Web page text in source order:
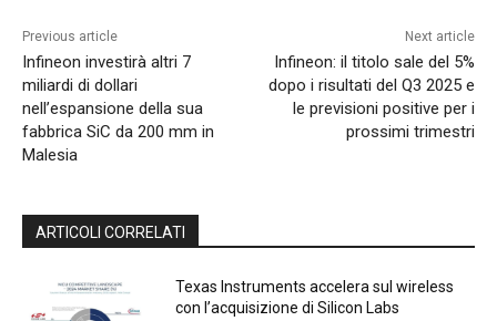
Previous article
Infineon investirà altri 7
miliardi di dollari
nell’espansione della sua
fabbrica SiC da 200 mm in
Malesia
Next article
Infineon: il titolo sale del 5%
dopo i risultati del Q3 2025 e
le previsioni positive per i
prossimi trimestri
ARTICOLI CORRELATI
Texas Instruments accelera sul wireless
con l’acquisizione di Silicon Labs